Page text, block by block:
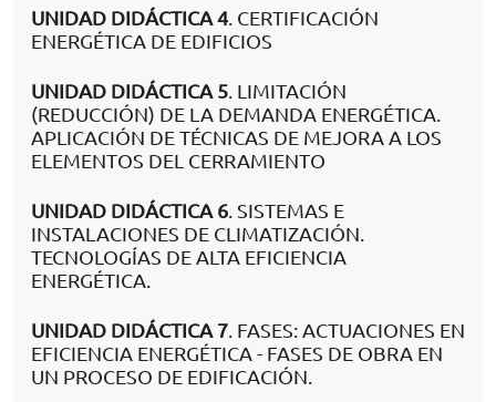
UNIDAD DIDÁCTICA 4. CERTIFICACIÓN
ENERGÉTICA DE EDIFICIOS
UNIDAD DIDÁCTICA 5. LIMITACIÓN
(REDUCCIÓN) DE LA DEMANDA ENERGÉTICA.
APLICACIÓN DE TÉCNICAS DE MEJORA A LOS
ELEMENTOS DEL CERRAMIENTO
UNIDAD DIDÁCTICA 6. SISTEMAS E
INSTALACIONES DE CLIMATIZACIÓN.
TECNOLOGÍAS DE ALTA EFICIENCIA
ENERGÉTICA.
UNIDAD DIDÁCTICA 7. FASES: ACTUACIONES EN
EFICIENCIA ENERGÉTICA - FASES DE OBRA EN
UN PROCESO DE EDIFICACIÓN.